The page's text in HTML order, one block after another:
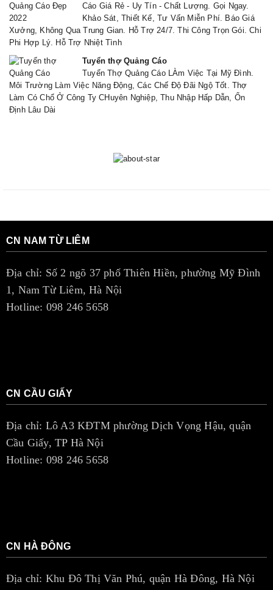
Cáo Giá Rẻ - Uy Tín - Chất Lượng. Gọi Ngay.
Khảo Sát, Thiết Kế, Tư Vấn Miễn Phí. Báo Giá
Xưởng, Không Qua Trung Gian. Hỗ Trợ 24/7. Thi Công Trọn Gói. Chi
Phi Hợp Lý. Hỗ Trợ Nhiệt Tình
Tuyển thợ Quảng Cáo
Tuyển Thợ Quảng Cáo LÀm Việc Tại Mỹ Đình.
Môi Trường Làm Việc Năng Động, Các Chế Độ Đãi Ngộ Tốt. Thợ
Làm Có Chổ Ở Công Ty CHuyên Nghiệp, Thu Nhập Hấp Dẫn, Ổn
Định Lâu Dài
CN NAM TỪ LIÊM
Địa chỉ: Số 2 ngõ 37 phố Thiên Hiền, phường Mỹ Đình
1, Nam Từ Liêm, Hà Nội
Hotline: 098 246 5658
CN CẦU GIẤY
Địa chỉ: Lô A3 KĐTM phường Dịch Vọng Hậu, quận
Cầu Giấy, TP Hà Nội
Hotline: 098 246 5658
CN HÀ ĐÔNG
Địa chỉ: Khu Đô Thị Văn Phú, quận Hà Đông, Hà Nội